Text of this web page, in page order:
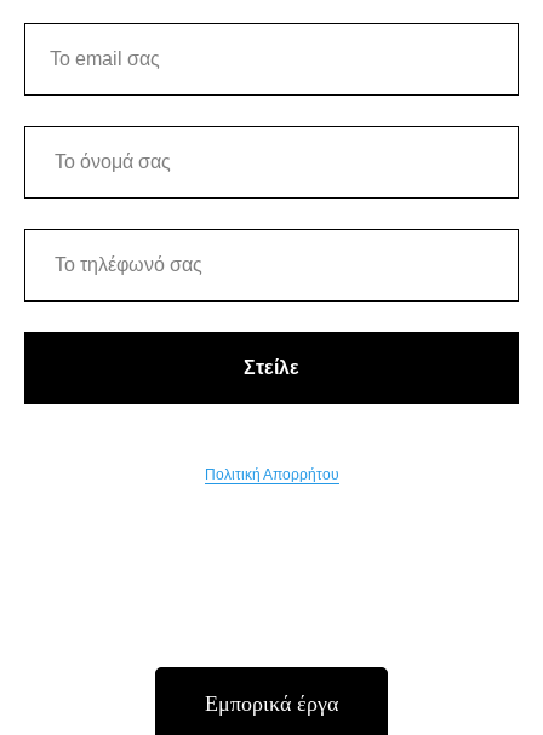
Στείλε
Πολιτική Απορρήτου
Εμπορικά έργα